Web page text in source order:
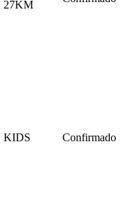
27KM
KIDS Confirmado